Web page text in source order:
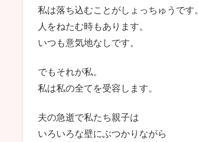
私は落ち込むことがしょっちゅうです。
人をねたむ時もあります。
いつも意気地なしです。
でもそれが私。
私は私の全てを受容します。
夫の急逝で私たち親子は
いろいろな壁にぶつかりながら